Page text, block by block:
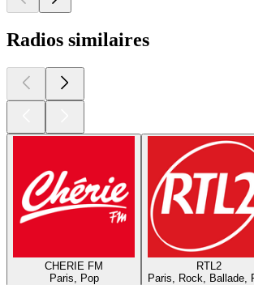
Radios similaires
CHERIE FM
Paris, Pop
RTL2
Paris, Rock, Ballade,